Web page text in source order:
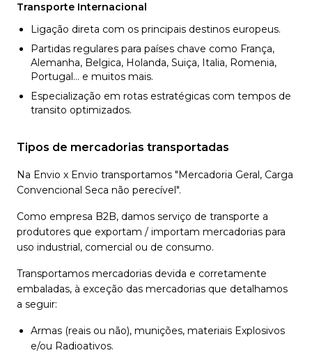
Transporte Internacional
Ligação direta com os principais destinos europeus.
Partidas regulares para países chave como França,
Alemanha, Belgica, Holanda, Suiça, Italia, Romenia,
Portugal… e muitos mais.
Especialização em rotas estratégicas com tempos de
transito optimizados.
Tipos de mercadorias transportadas
Na Envio x Envio transportamos "Mercadoria Geral, Carga
Convencional Seca não perecível".
Como empresa B2B, damos serviço de transporte a
produtores que exportam / importam mercadorias para
uso industrial, comercial ou de consumo.
Transportamos mercadorias devida e corretamente
embaladas, à exceção das mercadorias que detalhamos
a seguir:
Armas (reais ou não), munições, materiais Explosivos
e/ou Radioativos.